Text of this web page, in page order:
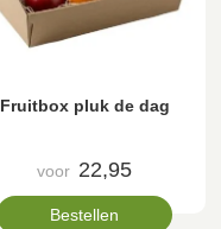
Fruitbox pluk de dag
voor 22,95
Bestellen